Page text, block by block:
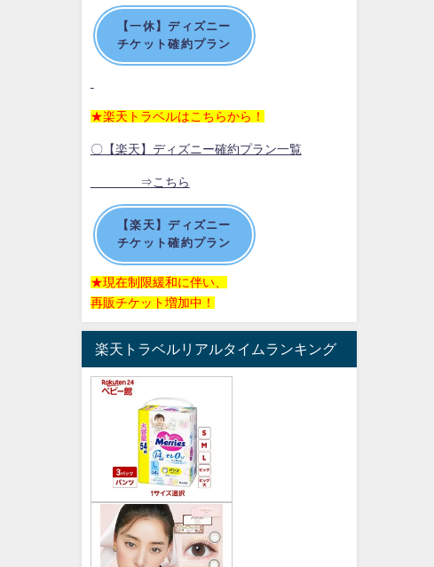
【一休】ディズニー
チケット確約プラン
★楽天トラベルはこちらから！
〇【楽天】ディズニー確約プラン一覧
⇒こちら
【楽天】ディズニー
チケット確約プラン
★現在制限緩和に伴い、
再販チケット増加中！
楽天トラベルリアルタイムランキング